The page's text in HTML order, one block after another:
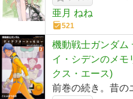
亜月 ねね
521
機動戦士ガンダ
イ・シデンのメ
クス・エース)
前巻の続き。昔の